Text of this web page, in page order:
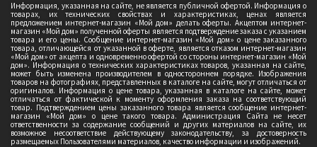
Информация, указанная на сайте, не является публичной офертой. Информация о
товарах, их технических свойствах и характеристиках, ценах является
предложением интернет-магазин «Мой дом» делать оферты. Акцептом интернет-
магазин «Мой дом» полученной оферты является подтверждение заказа с указанием
товара и его цены. Сообщение интернет-магазин «Мой дом» о цене заказанного
товара, отличающейся от указанной в оферте, является отказом интернет-магазин
«Мой дом» от акцепта и одновременно офертой со стороны интернет-магазин «Мой
дом». Информация о технических характеристиках товаров, указанная на сайте,
может быть изменена производителем в одностороннем порядке. Изображения
товаров на фотографиях, представленных в каталоге на сайте, могут отличаться от
оригиналов. Информация о цене товара, указанная в каталоге на сайте, может
отличаться от фактической к моменту оформления заказа на соответствующий
товар. Подтверждением цены заказанного товара является сообщение интернет-
магазин «Мой дом» о цене такого товара. Администрация Сайта не несет
ответственности за содержание сообщений и других материалов на сайте, их
возможное несоответствие действующему законодательству, за достоверность
размещаемых Пользователями материалов, качество информации и изображений.